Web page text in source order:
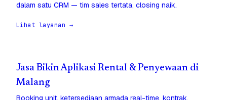
dalam satu CRM — tim sales tertata, closing naik.
Lihat layanan →
Jasa Bikin Aplikasi Rental & Penyewaan di
Malang
Booking unit, ketersediaan armada real-time, kontrak,